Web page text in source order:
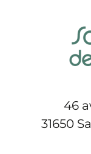
46
31650